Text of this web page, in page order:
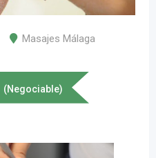
Masajes Málaga
(Negociable)